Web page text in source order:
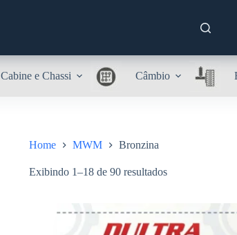
Cabine e Chassi Câmbio
Home MWM Bronzina
Exibindo 1–18 de 90 resultados